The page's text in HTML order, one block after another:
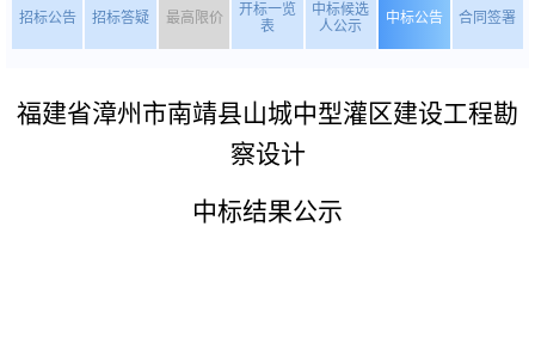
招标公告 招标答疑 最高限价
开标一览
表
中标候选
人公示
中标公告 合同签署
福建省漳州市南靖县山城中型灌区建设工程勘
察设计
中标结果公示